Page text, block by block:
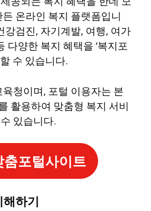
온라인 복지 플랫폼입니
강검진, 자기계발, 여행, 여가
다양한 복지 혜택을 ‘복지포
수 있습니다.
청이며, 포털 이용자는 본
활용하여 맞춤형 복지 서비
있습니다.
포털사이트
하기